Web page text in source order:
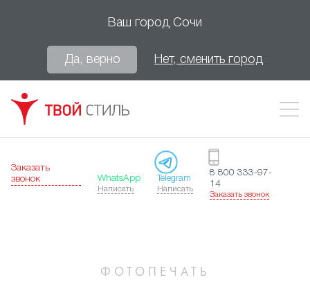
Ваш город Сочи
Да, верно Нет, сменить город
Заказать
звонок
WhatsApp
Написать
Telegram
Написать
8 800 333-97-
14
Заказать звонок
ФОТОПЕЧАТЬ